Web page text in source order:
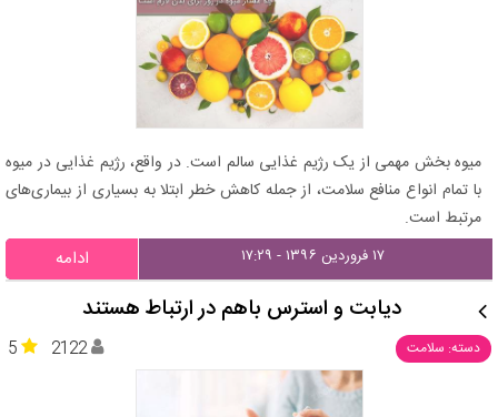
میوه بخش مهمی از یک رژیم غذایی سالم است. در واقع، رژیم غذایی در میوه
با تمام انواع منافع سلامت، از جمله کاهش خطر ابتلا به بسیاری از بیماری‌های
مرتبط است.
۱۷ فروردین ۱۳۹۶ - ۱۷:۲۹ ادامه
دیابت و استرس باهم در ارتباط هستند
دسته: سلامت 5 2122